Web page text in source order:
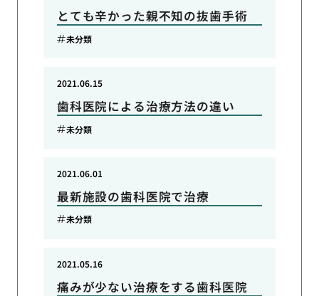
とても辛かった親不知の抜歯手術
未分類
歯科医院による治療方法の違い
2021.06.15
未分類
最新施設の歯科医院で治療
2021.06.01
未分類
痛みが少ない治療をする歯科医院
2021.05.16